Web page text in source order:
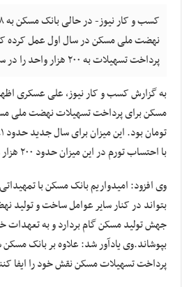
نهضت ملی مسکن در سال اول عمل کرده
پرداخت تسهیلات به ۲۰۰ هزار واحد را در سال جدید داده است.
به گزارش کسب و کار نیوز، علی عسکری
با احتساب تورم در این میزان حدود ۲۰۰ هزار واحد برای هر سال می‌رسد.
وی افزود: امیدواریم بانک مسکن با
بتواند در کنار سایر عوامل ساخت و تولید
جهش تولید مسکن گام بردارد و به تعهدات
بپوشاند.وی یادآور شد: علاوه بر بانک مسکن
پرداخت تسهیلات مسکن نقش خود را ایفا